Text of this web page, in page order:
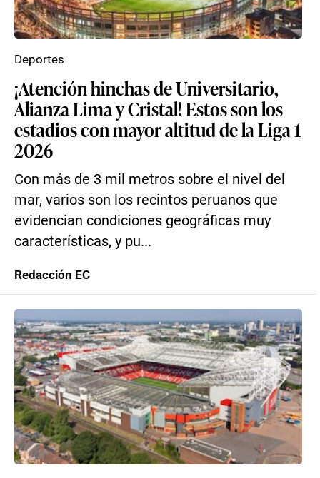
¡Atención hinchas de Universitario,
Alianza Lima y Cristal! Estos son los
estadios con mayor altitud de la Liga 1
2026
Con más de 3 mil metros sobre el nivel del
mar, varios son los recintos peruanos que
evidencian condiciones geográficas muy
características, y pu...
Deportes
Redacción EC